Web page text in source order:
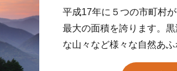
平成17年に５つの市町村
最大の面積を誇ります。
な山々など様々な自然あ
道」として世界文化遺産